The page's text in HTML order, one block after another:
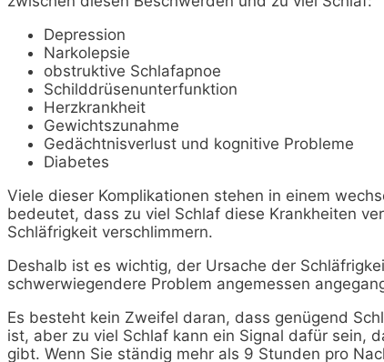
Depression
Narkolepsie
obstruktive Schlafapnoe
Schilddrüsenunterfunktion
Herzkrankheit
Gewichtszunahme
Gedächtnisverlust und kognitive Probleme
Diabetes
Viele dieser Komplikationen stehen in einem
bedeutet, dass zu viel Schlaf diese Krankheiten
Schläfrigkeit verschlimmern.
Deshalb ist es wichtig, der Ursache der
schwerwiegendere Problem angemessen
Es besteht kein Zweifel daran, dass genügend
ist, aber zu viel Schlaf kann ein Signal dafür sein,
gibt. Wenn Sie ständig mehr als 9 Stunden pro